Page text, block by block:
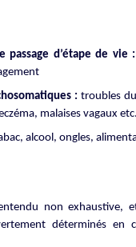
passage d’étape de vie :
: troubles
malaises vagaux
alcool, ongles,
non exhaustive,
déterminés en